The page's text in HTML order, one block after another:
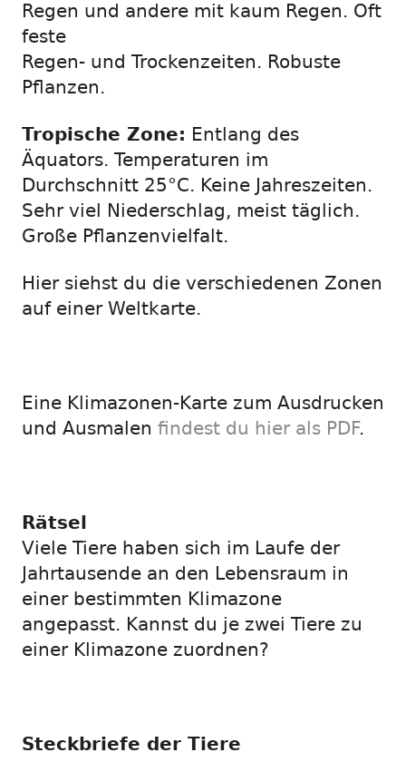
Regen und andere mit kaum Regen. Oft
feste
Regen- und Trockenzeiten. Robuste
Pflanzen.
Tropische Zone: Entlang des
Äquators. Temperaturen im
Durchschnitt 25°C. Keine Jahreszeiten.
Sehr viel Niederschlag, meist täglich.
Große Pflanzenvielfalt.
Hier siehst du die verschiedenen Zonen
auf einer Weltkarte.
Eine Klimazonen-Karte zum Ausdrucken
und Ausmalen findest du hier als PDF.
Rätsel
Viele Tiere haben sich im Laufe der
Jahrtausende an den Lebensraum in
einer bestimmten Klimazone
angepasst. Kannst du je zwei Tiere zu
einer Klimazone zuordnen?
Steckbriefe der Tiere